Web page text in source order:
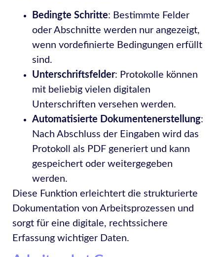
Bedingte Schritte: Bestimmte Felder
oder Abschnitte werden nur angezeigt,
wenn vordefinierte Bedingungen erfüllt
sind.
Unterschriftsfelder: Protokolle können
mit beliebig vielen digitalen
Unterschriften versehen werden.
Automatisierte Dokumentenerstellung:
Nach Abschluss der Eingaben wird das
Protokoll als PDF generiert und kann
gespeichert oder weitergegeben
werden.
Diese Funktion erleichtert die strukturierte
Dokumentation von Arbeitsprozessen und
sorgt für eine digitale, rechtssichere
Erfassung wichtiger Daten.